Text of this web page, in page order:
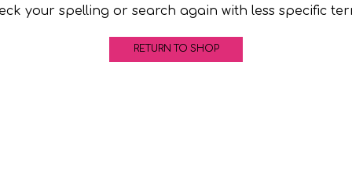
your spelling or search again with less specific
RETURN TO SHOP